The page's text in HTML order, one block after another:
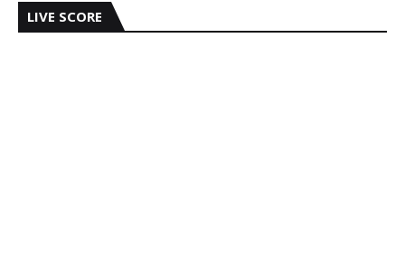
LIVE SCORE